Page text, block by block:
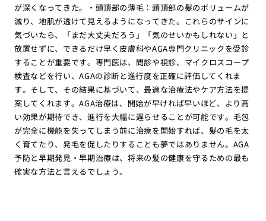
が深くなってきた。・頭頂部の薄毛：頭頂部の髪のボリュームが
減り、地肌が透けて見えるようになってきた。これらのサインに
気づいたら、「まだ大丈夫だろう」「気のせいかもしれない」と
放置せずに、できるだけ早く皮膚科やAGA専門クリニックを受診
することが重要です。専門医は、問診や視診、マイクロスコープ
検査などを行い、AGAの診断と進行度を正確に評価してくれま
す。そして、その結果に基づいて、最適な治療法やケア方法を提
案してくれます。AGA治療は、開始が早ければ早いほど、より高
い効果が期待でき、進行を大幅に遅らせることが可能です。毛包
が完全に機能を失ってしまう前に治療を開始すれば、髪の毛を太
く育てたり、発毛を促したりすることも夢ではありません。AGA
予防と早期発見・早期治療は、将来の髪の健康を守るための最も
確実な方法と言えるでしょう。